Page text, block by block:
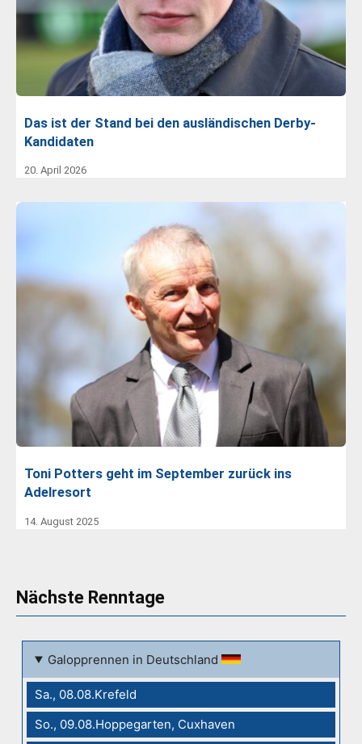
Das ist der Stand bei den ausländischen Derby-
Kandidaten
20. April 2026
Toni Potters geht im September zurück ins
Adelresort
14. August 2025
Nächste Renntage
Galopprennen in Deutschland
Sa., 08.08.Krefeld
So., 09.08.Hoppegarten, Cuxhaven